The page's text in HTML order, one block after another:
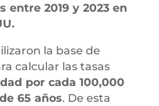
entre 2019 y 2023 en
la base de
calcular las tasas
por cada 100,000
65 años. De esta